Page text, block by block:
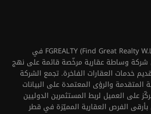
تأسست شركة FGREALTY (Find Great Realty W.L.L.) في
شركة وساطة عقارية مرخّصة قائمة على نهج
خدمات العقارات الفاخرة. تجمع الشركة
المتقدمة والرؤى المعتمدة على البيانات
على العميل لربط المستثمرين الدوليين
بأرقى الفرص العقارية المميّزة في قطر